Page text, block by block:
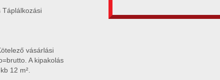
Táplálkozási
vásárlási
A kipakolás
12 m².